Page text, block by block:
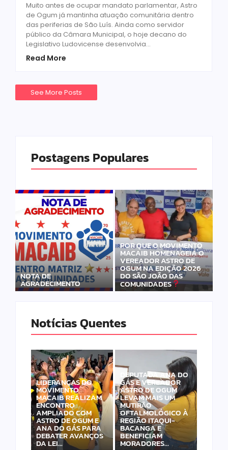
Muito antes de ocupar mandato parlamentar, Astro
de Ogum já mantinha atuação comunitária dentro
das periferias de São Luís. Ainda como servidor
público da Câmara Municipal, o hoje decano do
Legislativo Ludovicense desenvolvia...
Read More
See More Posts
Postagens Populares
NOTA DE
AGRADECIMENTO
POR QUE O MOVIMENTO
MACAIB HOMENAGEIA O
VEREADOR ASTRO DE
OGUM NA EDIÇÃO 2026
DO SÃO JOÃO DAS
COMUNIDADES
Notícias Quentes
LIDERANÇAS DO
MOVIMENTO
MACAIB REALIZAM
ENCONTRO
AMPLIADO COM
ASTRO DE OGUM E
ANA DO GÁS PARA
DEBATER AVANÇOS
DA LEI…
DEPUTADA ANA DO
GÁS E VEREADOR
ASTRO DE OGUM
LEVAM MAIS UM
MUTIRÃO
OFTALMOLÓGICO À
REGIÃO ITAQUI-
BACANGA E
BENEFICIAM
MORADORES…